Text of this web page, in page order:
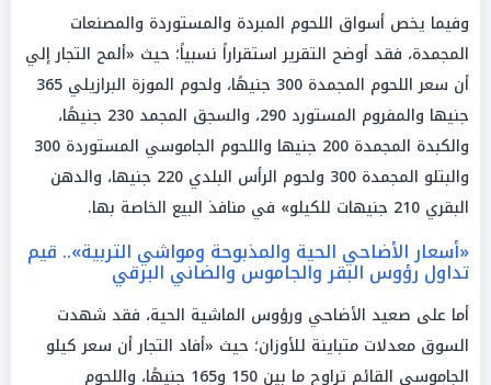
وفيما يخص أسواق اللحوم المبردة والمستوردة والمصنعات
المجمدة، فقد أوضح التقرير استقراراً نسبياً؛ حيث «ألمح التجار إلي
أن سعر اللحوم المجمدة 300 جنيهًا، ولحوم الموزة البرازيلي 365
جنيها والمفروم المستورد 290، والسجق المجمد 230 جنيهًا،
والكبدة المجمدة 200 جنيها واللحوم الجاموسي المستوردة 300
والبتلو المجمدة 300 ولحوم الرأس البلدي 220 جنيها، والدهن
البقري 210 جنيهات للكيلو» في منافذ البيع الخاصة بها.
«أسعار الأضاحي الحية والمذبوحة ومواشي التربية».. قيم
تداول رؤوس البقر والجاموس والضاني البرقي
أما على صعيد الأضاحي ورؤوس الماشية الحية، فقد شهدت
السوق معدلات متباينة للأوزان؛ حيث «أفاد التجار أن سعر كيلو
الجاموسي القائم تراوح ما بين 150 و165 جنيهًا، واللحوم